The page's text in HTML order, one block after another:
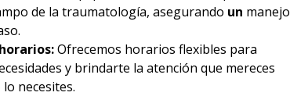
de la traumatología, asegurando un manejo
Ofrecemos horarios flexibles para
y brindarte la atención que mereces
necesites.